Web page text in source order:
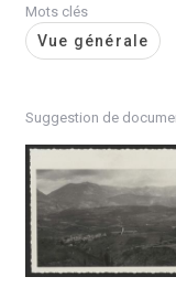
Mots clés
Vue générale
Suggestion de